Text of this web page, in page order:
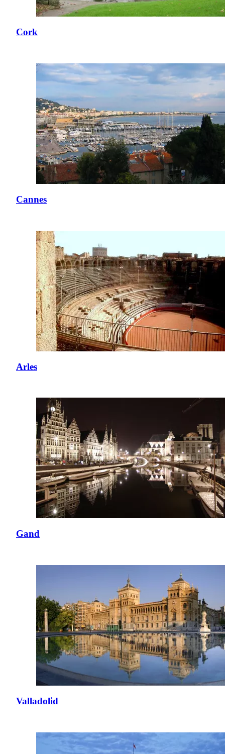
Cork
Cannes
Arles
Gand
Valladolid